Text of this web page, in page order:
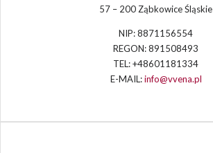
57 – 200 Ząbkowice Śląskie
NIP: 8871156554
REGON: 891508493
TEL: +48601181334
E-MAIL:info@vvena.pl